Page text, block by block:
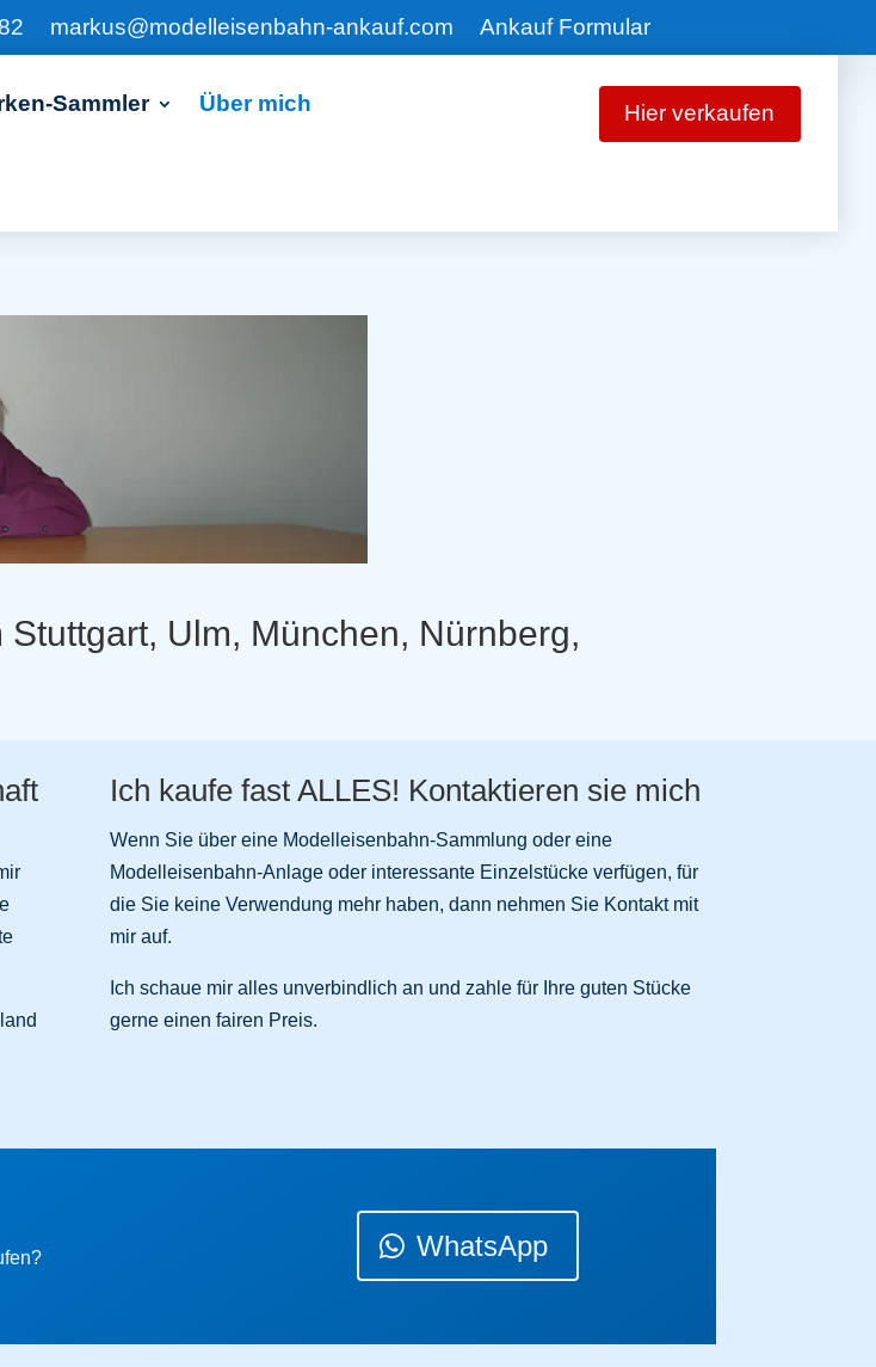
markus@modelleisenbahn-ankauf.com Ankauf Formular
Sammler Über mich Hier verkaufen
Ulm, München, Nürnberg,
Ich kaufe fast ALLES! Kontaktieren sie mich
Wenn Sie über eine Modelleisenbahn-Sammlung oder eine
Modelleisenbahn-Anlage oder interessante Einzelstücke verfügen, für
die Sie keine Verwendung mehr haben, dann nehmen Sie Kontakt mit
mir auf.
Ich schaue mir alles unverbindlich an und zahle für Ihre guten Stücke
gerne einen fairen Preis.
WhatsApp